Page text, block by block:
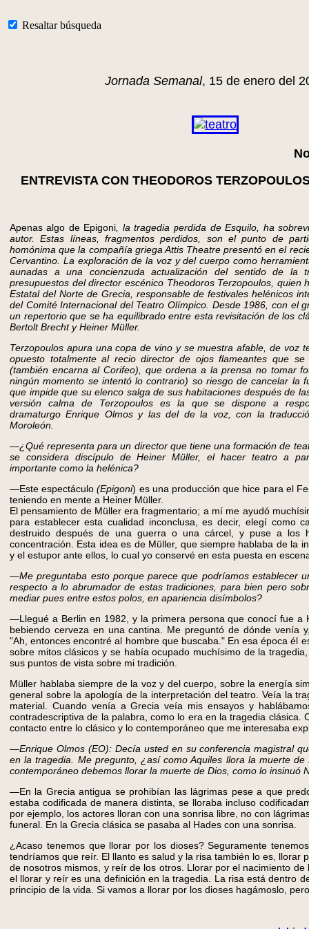
Resaltar búsqueda
Jornada Semanal, 15 de enero del
ENTREVISTA CON THEODOROS
Apenas algo de Epigoni , la tragedia perdida de Esquilo, ha
autor. Estas líneas, fragmentos perdidos, son el punto de
homónima que la compañía griega Attis Theatre presentó en el
Cervantino. La exploración de la voz y del cuerpo como
aunadas a una concienzuda actualización del sentido de la
presupuestos del director escénico Theodoros Terzopoulos, quien
Estatal del Norte de Grecia, responsable de festivales helénicos
del Comité Internacional del Teatro Olímpico. Desde 1986, con el
un repertorio que se ha equilibrado entre esta revisitación de los
Bertolt Brecht y Heiner Müller.
Terzopoulos apura una copa de vino y se muestra afable, de voz
opuesto totalmente al recio director de ojos flameantes que
(también encarna al Corifeo), que ordena a la prensa no tomar
ningún momento se intentó lo contrario) so riesgo de cancelar la
que impide que su elenco salga de sus habitaciones después de
versión calma de Terzopoulos es la que se dispone a
dramaturgo Enrique Olmos y las del de la voz, con la
Moroleón.
—¿Qué representa para un director que tiene una formación de
se considera discípulo de Heiner Müller, el hacer teatro a
importante como la helénica?
—Este espectáculo (Epigoni) es una producción que hice para el
teniendo en mente a Heiner Müller.
El pensamiento de Müller era fragmentario; a mí me ayudó
para establecer esta cualidad inconclusa, es decir, elegí como
destruido después de una guerra o una cárcel, y puse a los
concentración. Esta idea es de Müller, que siempre hablaba de la
y el estupor ante ellos, lo cual yo conservé en esta puesta en
—Me preguntaba esto porque parece que podríamos establecer
respecto a lo abrumador de estas tradiciones, para bien pero
mediar pues entre estos polos, en apariencia disímbolos?
—Llegué a Berlin en 1982, y la primera persona que conocí fue a
bebiendo cerveza en una cantina. Me preguntó de dónde venía
"Ah, entonces encontré al hombre que buscaba." En esa época él
sobre mitos clásicos y se había ocupado muchísimo de la
sus puntos de vista sobre mi tradición.
Müller hablaba siempre de la voz y del cuerpo, sobre la energía
general sobre la apología de la interpretación del teatro. Veía la
material. Cuando venía a Grecia veía mis ensayos y
contradescriptiva de la palabra, como lo era en la tragedia clásica.
contacto entre lo clásico y lo contemporáneo que me interesaba
—Enrique Olmos (EO): Decía usted en su conferencia magistral
en la tragedia. Me pregunto, ¿así como Aquiles llora la muerte de
contemporáneo debemos llorar la muerte de Dios, como lo insinuó
—En la Grecia antigua se prohibían las lágrimas pese a que
estaba codificada de manera distinta, se lloraba incluso
por ejemplo, los actores lloran con una sonrisa libre, no con
funeral. En la Grecia clásica se pasaba al Hades con una sonrisa.
¿Acaso tenemos que llorar por los dioses? Seguramente
tendríamos que reír. El llanto es salud y la risa también lo es, llorar
de nosotros mismos, y reír de los otros. Llorar por el nacimiento de
el llorar y reír es una definición en la tragedia. La risa está dentro
principio de la vida. Si vamos a llorar por los dioses hagámoslo,